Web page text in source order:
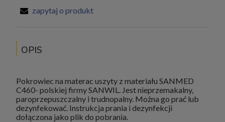
zapytaj o produkt
OPIS
Pokrowiec na materac uszyty z materiału SANMED
C460- polskiej firmy SANWIL. Jest nieprzemakalny,
paroprzepuszczalny i trudnopalny. Można go prać lub
dezynfekować. Instrukcja prania i dezynfekcji
dołączona jako plik do pobrania.